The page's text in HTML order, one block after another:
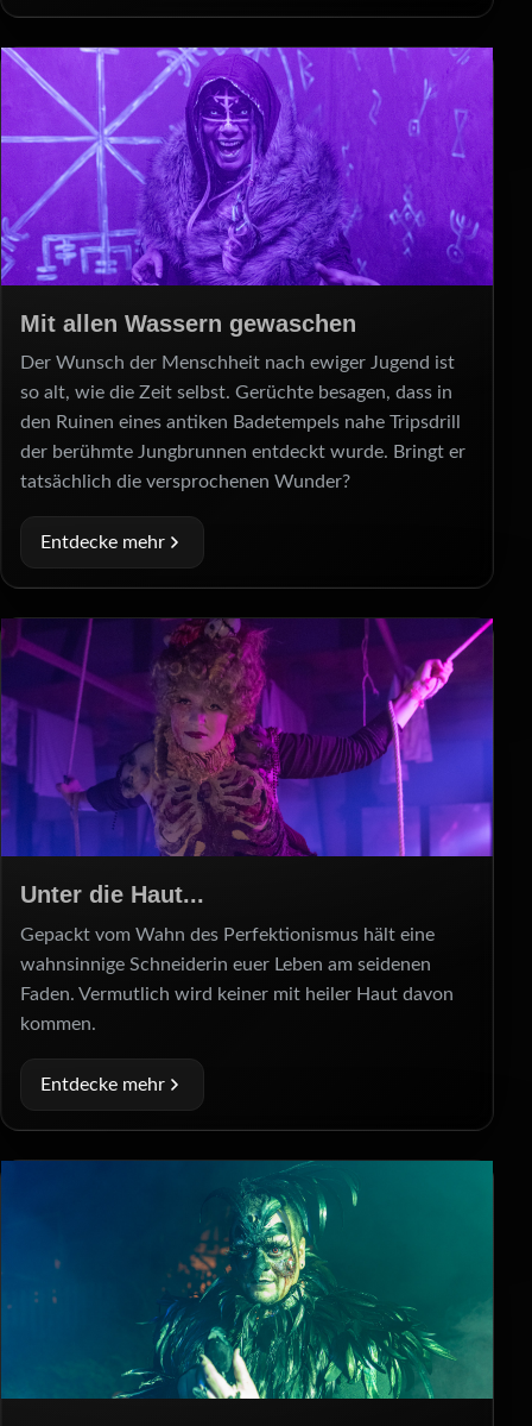
Mit allen Wassern gewaschen
Der Wunsch der Menschheit nach ewiger Jugend ist
so alt, wie die Zeit selbst. Gerüchte besagen, dass in
den Ruinen eines antiken Badetempels nahe Tripsdrill
der berühmte Jungbrunnen entdeckt wurde. Bringt er
tatsächlich die versprochenen Wunder?
Entdecke mehr
Unter die Haut...
Gepackt vom Wahn des Perfektionismus hält eine
wahnsinnige Schneiderin euer Leben am seidenen
Faden. Vermutlich wird keiner mit heiler Haut davon
kommen.
Entdecke mehr